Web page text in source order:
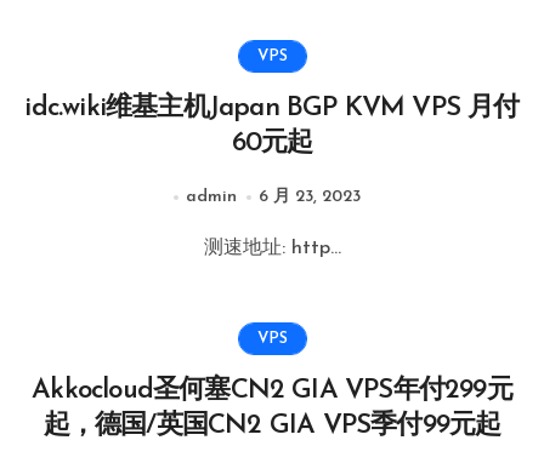
VPS
idc.wiki维基主机Japan BGP KVM VPS 月付
60元起
admin 6 月 23, 2023
测速地址: http...
VPS
Akkocloud圣何塞CN2 GIA VPS年付299元
起，德国/英国CN2 GIA VPS季付99元起